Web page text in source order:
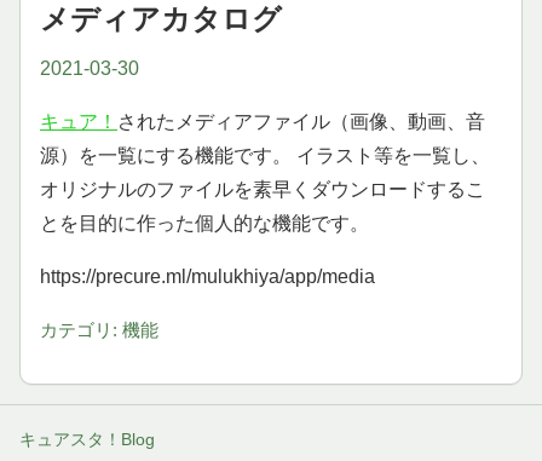
メディアカタログ
2021-03-30
キュア！ されたメディアファイル（画像、動画、音
源）を一覧にする機能です。 イラスト等を一覧し、
オリジナルのファイルを素早くダウンロードするこ
とを目的に作った個人的な機能です。
https://precure.ml/mulukhiya/app/media
カテゴリ: 機能
キュアスタ！Blog